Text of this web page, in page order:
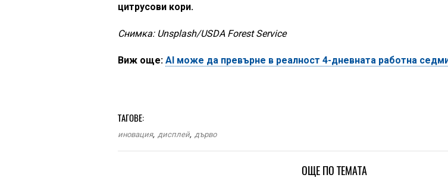
цитрусови кори.
Снимка: Unsplash/USDA Forest Service
Виж още: AI може да превърне в реалност 4-дневната работна
ТАГОВЕ:
иновация, дисплей, дърво
ОЩЕ ПО ТЕМАТА